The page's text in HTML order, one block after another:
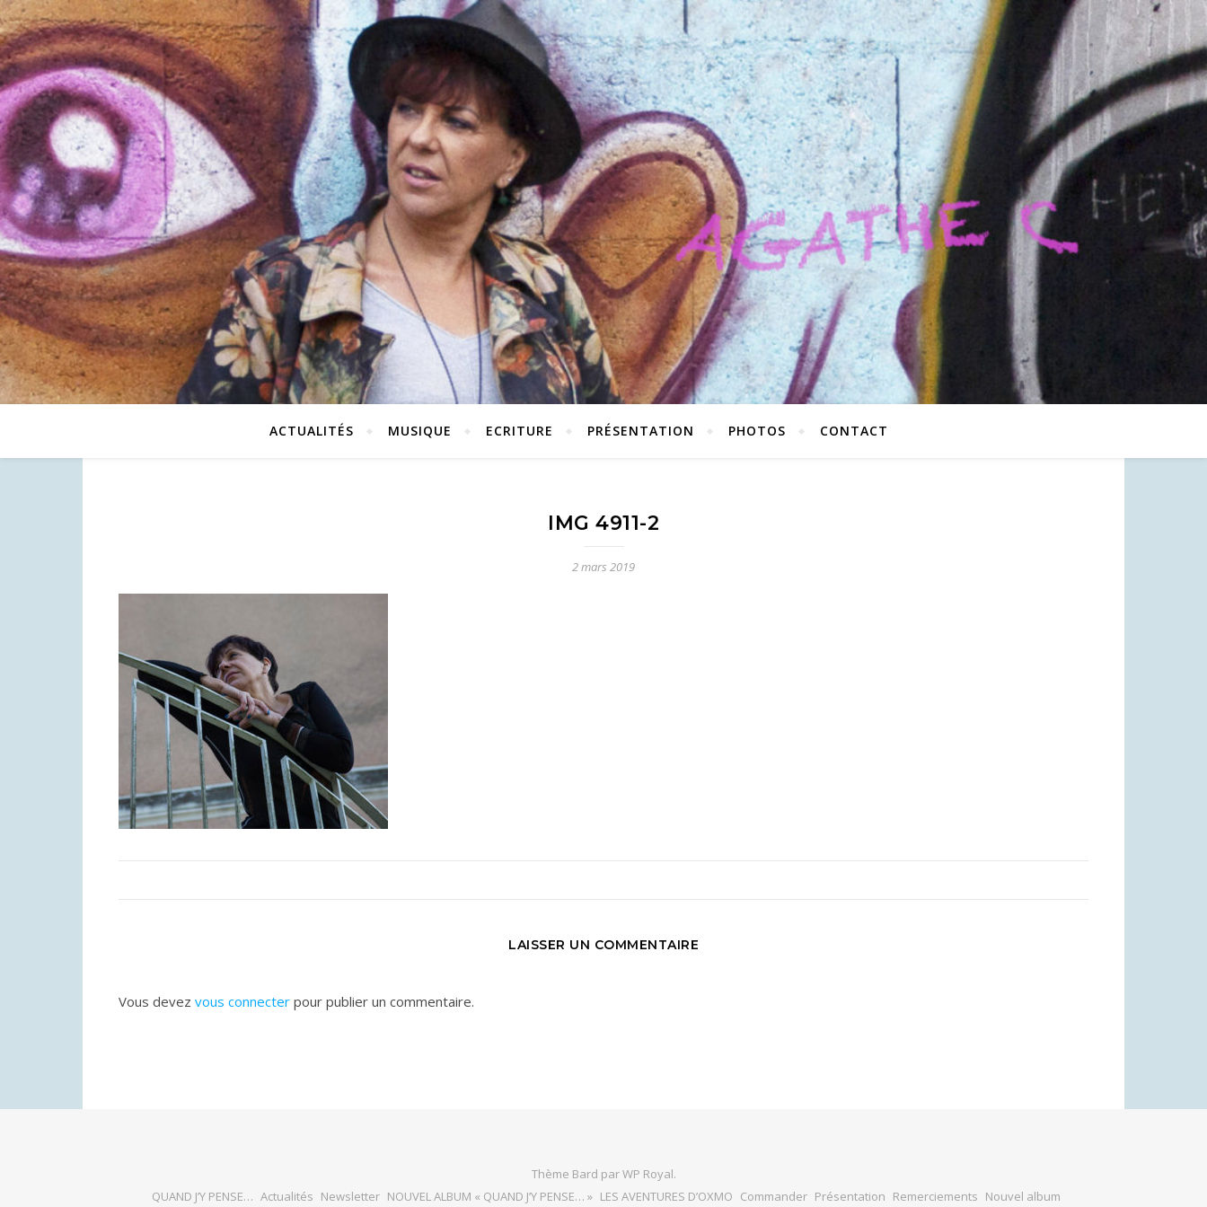
ACTUALITÉS MUSIQUE ECRITURE PRÉSENTATION PHOTOS CONTACT
IMG 4911-2
2 mars 2019
LAISSER UN COMMENTAIRE
Vous devez vous connecter pour publier un commentaire.
Thème Bard parWP Royal.
QUAND J’Y PENSE… Actualités Newsletter NOUVEL ALBUM « QUAND J’Y PENSE… » LES AVENTURES D’OXMO Commander Présentation Remerciements Nouvel album